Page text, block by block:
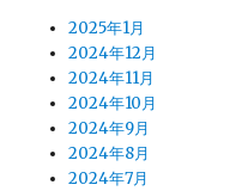
2025年1月
2024年12月
2024年11月
2024年10月
2024年9月
2024年8月
2024年7月